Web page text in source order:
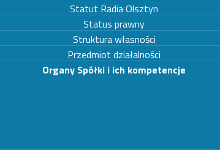
Statut Radia Olsztyn
Status prawny
Struktura własności
Przedmiot działalności
Organy Spółki i ich kompetencje